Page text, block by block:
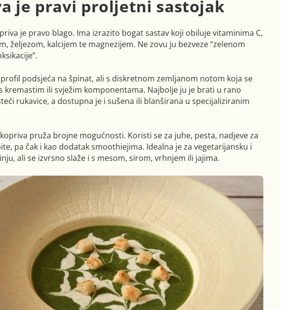
je pravi proljetni sastojak
je pravo blago. Ima izrazito bogat sastav koji obiluje vitaminima C,
željezom, kalcijem te magnezijem. Ne zovu ju bezveze “zelenom
podsjeća na špinat, ali s diskretnom zemljanom notom koja se
kremastim ili svježim komponentama. Najbolje ju je brati u rano
rukavice, a dostupna je i sušena ili blanširana u specijaliziranim
pruža brojne mogućnosti. Koristi se za juhe, pesta, nadjeve za
pa čak i kao dodatak smoothiejima. Idealna je za vegetarijansku i
ali se izvrsno slaže i s mesom, sirom, vrhnjem ili jajima.